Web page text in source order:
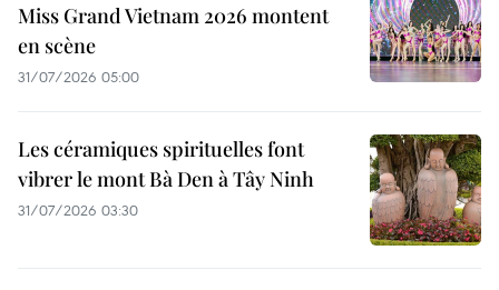
Miss Grand Vietnam 2026 montent
en scène
31/07/2026 05:00
Les céramiques spirituelles font
vibrer le mont Bà Den à Tây Ninh
31/07/2026 03:30